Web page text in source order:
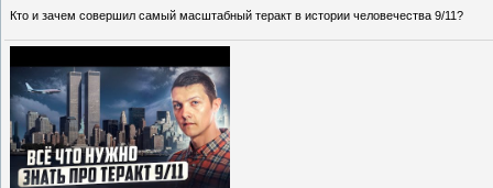
Кто и зачем совершил самый масштабный теракт в истории человечества 9/11?